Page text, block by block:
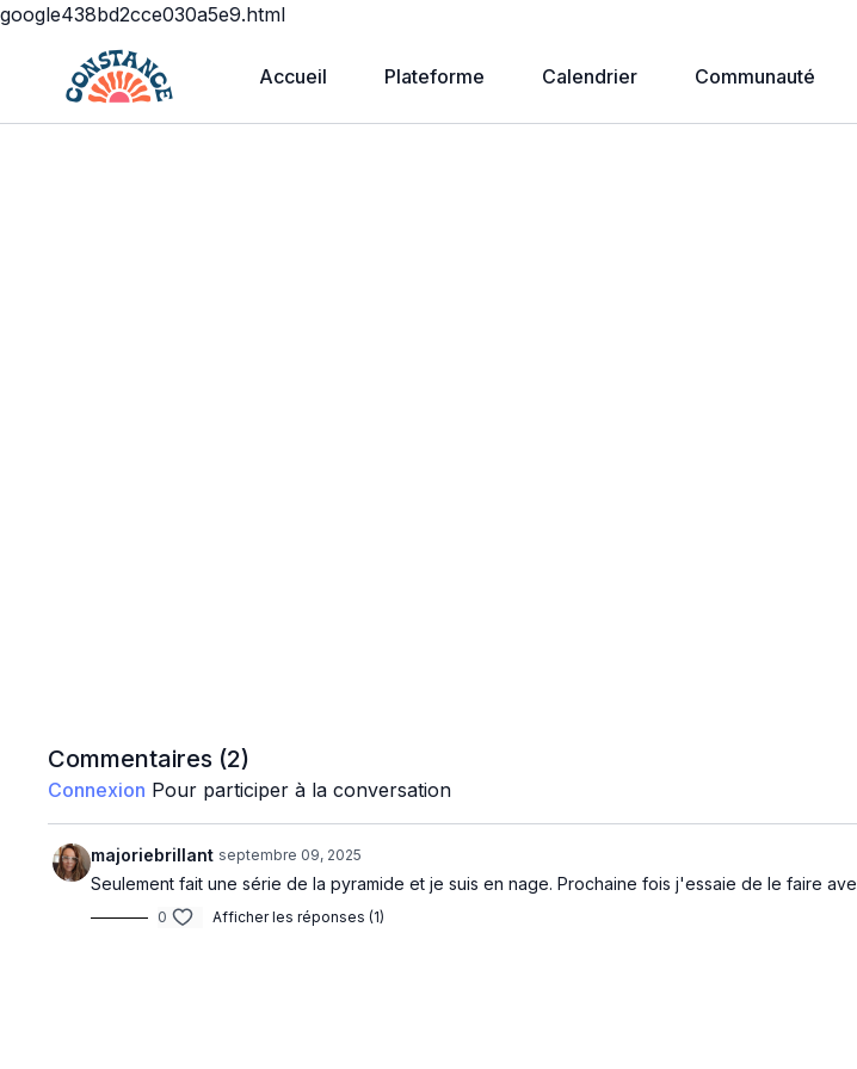
google438bd2cce030a5e9.html
Accueil Plateforme Calendrier Communauté
Commentaires (2)
Connexion Pour participer à la conversation
majoriebrillant septembre 09, 2025
Seulement fait une série de la pyramide et je suis en nage. Prochaine fois j'essaie de le faire
0 Afficher les réponses (1)